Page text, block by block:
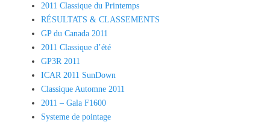
2011 Classique du Printemps
RÉSULTATS & CLASSEMENTS
GP du Canada 2011
2011 Classique d’été
GP3R 2011
ICAR 2011 SunDown
Classique Automne 2011
2011 – Gala F1600
Systeme de pointage